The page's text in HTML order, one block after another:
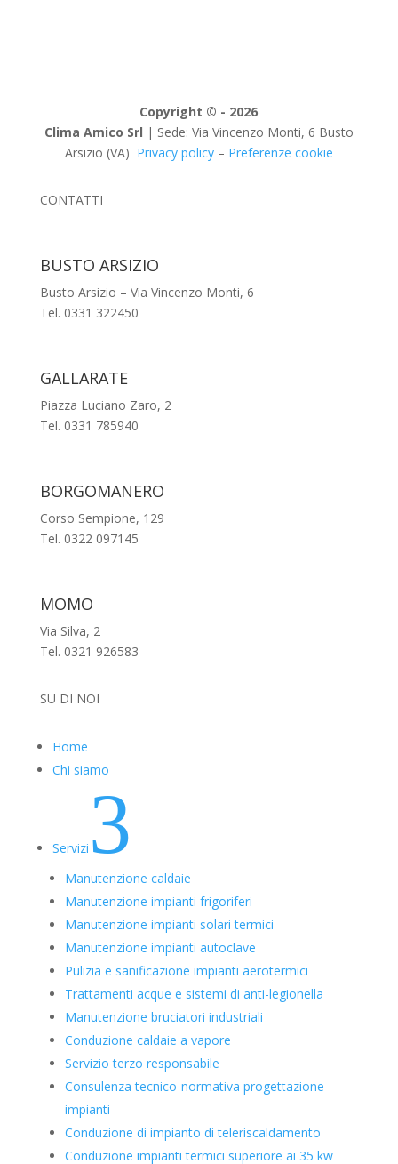
Copyright © - 2026
Clima Amico Srl | Sede: Via Vincenzo Monti, 6 Busto
Arsizio (VA) Privacy policy– Preferenze cookie
CONTATTI
BUSTO ARSIZIO
Busto Arsizio – Via Vincenzo Monti, 6
Tel. 0331 322450
GALLARATE
Piazza Luciano Zaro, 2
Tel. 0331 785940
BORGOMANERO
Corso Sempione, 129
Tel. 0322 097145
MOMO
Via Silva, 2
Tel. 0321 926583
SU DI NOI
Home
Chi siamo
Servizi 3
Manutenzione caldaie
Manutenzione impianti frigoriferi
Manutenzione impianti solari termici
Manutenzione impianti autoclave
Pulizia e sanificazione impianti aerotermici
Trattamenti acque e sistemi di anti-legionella
Manutenzione bruciatori industriali
Conduzione caldaie a vapore
Servizio terzo responsabile
Consulenza tecnico-normativa progettazione
impianti
Conduzione di impianto di teleriscaldamento
Conduzione impianti termici superiore ai 35 kw